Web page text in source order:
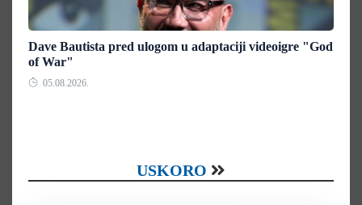
Dave Bautista pred ulogom u adaptaciji videoigre "God
of War"
05.08.2026.
USKORO